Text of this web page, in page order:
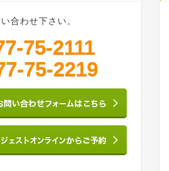
合わせ下さい。
75-2111
75-2219